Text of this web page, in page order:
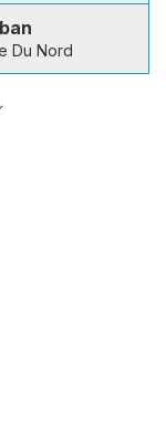
Du Nord